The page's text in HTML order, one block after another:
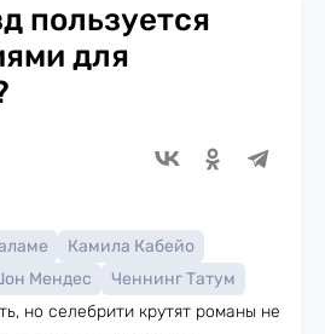
пользуется
для
Камила Кабейо
Мендес
Ченнинг Татум
но селебрити крутят романы не